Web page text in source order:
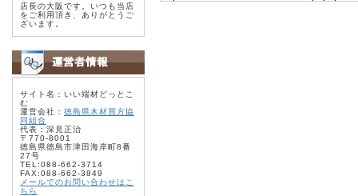
店長の大阪です。いつも当店
をご利用頂き、ありがとうご
ざいます。
サイト名：いい端材どっとこ
む
運営会社： 徳島県木材買方協
同組合
代表：深見正治
〒770-8001
徳島県徳島市津田海岸町8番
27号
TEL:088-662-3714
FAX:088-662-3849
メールでのお問い合わせはこ
ちら